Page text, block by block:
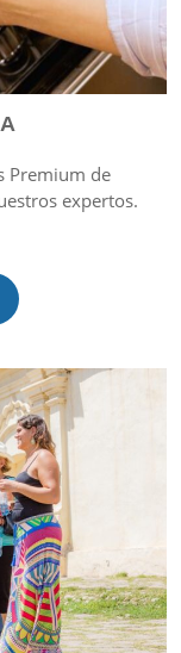
Premium de
expertos.